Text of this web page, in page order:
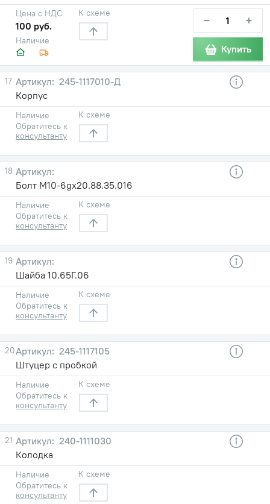
Наличие
Цена с НДС
100 руб.
К схеме − +
Купить
17
245-1117010-Д
Корпус
Наличие
Обратитесь к
консультанту
К схеме
18
Болт М10-6gx20.88.35.016
Наличие
Обратитесь к
консультанту
К схеме
19
Шайба 10.65Г.06
Наличие
Обратитесь к
консультанту
К схеме
20
245-1117105
Штуцер с пробкой
Наличие
Обратитесь к
консультанту
К схеме
21
240-1111030
Колодка
Наличие
Обратитесь к
консультанту
К схеме